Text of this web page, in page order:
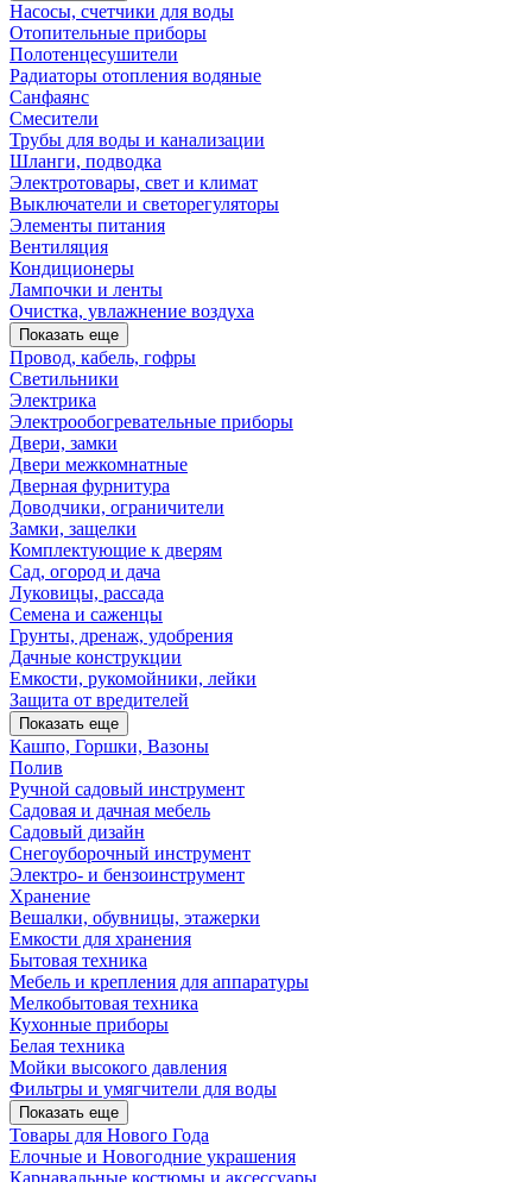
Насосы, счетчики для воды
Отопительные приборы
Полотенцесушители
Радиаторы отопления водяные
Санфаянс
Смесители
Трубы для воды и канализации
Шланги, подводка
Электротовары, свет и климат
Выключатели и светорегуляторы
Элементы питания
Вентиляция
Кондиционеры
Лампочки и ленты
Очистка, увлажнение воздуха
Показать еще
Провод, кабель, гофры
Светильники
Электрика
Электрообогревательные приборы
Двери, замки
Двери межкомнатные
Дверная фурнитура
Доводчики, ограничители
Замки, защелки
Комплектующие к дверям
Сад, огород и дача
Луковицы, рассада
Семена и саженцы
Грунты, дренаж, удобрения
Дачные конструкции
Емкости, рукомойники, лейки
Защита от вредителей
Показать еще
Кашпо, Горшки, Вазоны
Полив
Ручной садовый инструмент
Садовая и дачная мебель
Садовый дизайн
Снегоуборочный инструмент
Электро- и бензоинструмент
Хранение
Вешалки, обувницы, этажерки
Емкости для хранения
Бытовая техника
Мебель и крепления для аппаратуры
Мелкобытовая техника
Кухонные приборы
Белая техника
Мойки высокого давления
Фильтры и умягчители для воды
Показать еще
Товары для Нового Года
Елочные и Новогодние украшения
Карнавальные костюмы и аксессуары